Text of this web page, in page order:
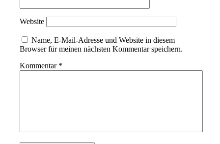
Website
Name, E-Mail-Adresse und Website in diesem
Browser für meinen nächsten Kommentar speichern.
Kommentar *